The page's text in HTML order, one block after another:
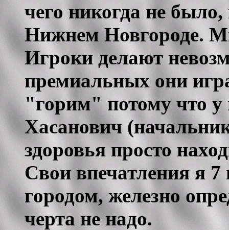
чего никогда не было,
Нижнем Новгороде.
Игроки делают
премиальных они
"горим" потому что у
Хасанович
здоровья просто
Свои впечатления я
городом, железно
черта не надо.